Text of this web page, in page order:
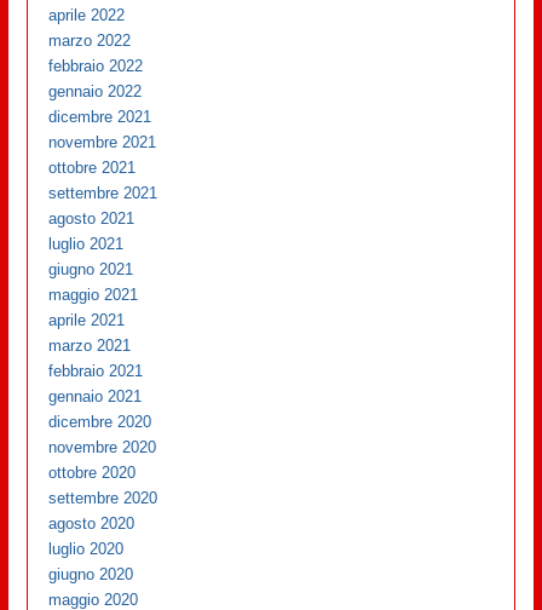
aprile 2022
marzo 2022
febbraio 2022
gennaio 2022
dicembre 2021
novembre 2021
ottobre 2021
settembre 2021
agosto 2021
luglio 2021
giugno 2021
maggio 2021
aprile 2021
marzo 2021
febbraio 2021
gennaio 2021
dicembre 2020
novembre 2020
ottobre 2020
settembre 2020
agosto 2020
luglio 2020
giugno 2020
maggio 2020